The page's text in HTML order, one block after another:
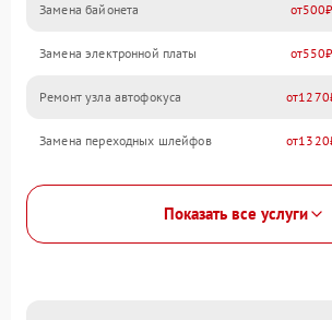
Замена байонета 500
Замена электронной платы 550
Ремонт узла автофокуса 1270
Замена переходных шлейфов 1320
Показать все услуги